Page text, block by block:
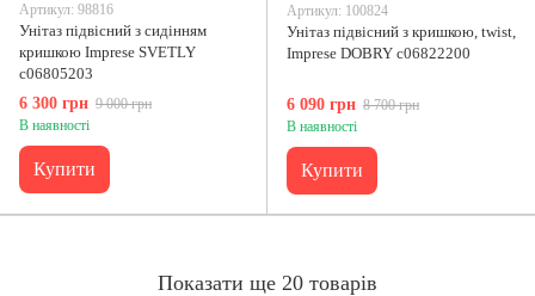
Артикул: 98816
Унітаз підвісний з сидінням
кришкою Imprese SVETLY
c06805203
6 300 грн 9 000 грн
В наявності
Купити
Артикул: 100824
Унітаз підвісний з кришкою, twist,
Imprese DOBRY c06822200
6 090 грн 8 700 грн
В наявності
Купити
Показати ще 20 товарів